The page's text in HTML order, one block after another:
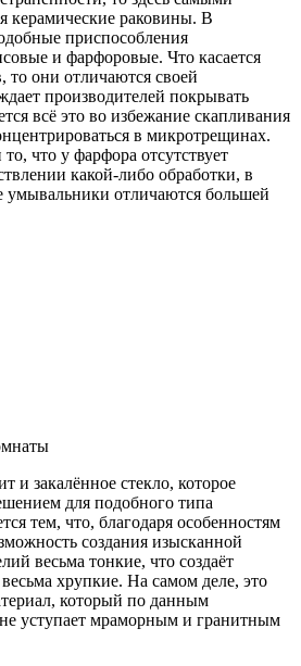
керамические раковины. В
приспособления
и фарфоровые. Что касается
то они отличаются своей
производителей покрывать
всё это во избежание скапливания
в микротрещинах.
что у фарфора отсутствует
какой-либо обработки, в
умывальники отличаются большей
и закалённое стекло, которое
для подобного типа
тем, что, благодаря особенностям
создания изысканной
весьма тонкие, что создаёт
хрупкие. На самом деле, это
который по данным
не уступает мраморным и гранитным